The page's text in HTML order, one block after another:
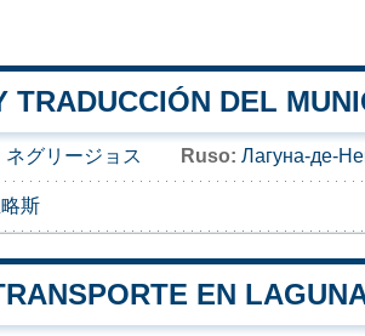
TRADUCCIÓN DEL
グリージョス Ruso: Лагуна-де-
斯
EN